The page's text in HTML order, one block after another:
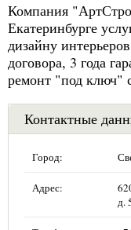
Компания
Екатеринбурге
дизайну
договора, 3 года
ремонт "под ключ"
Контактные
Город:
Адрес:
д.